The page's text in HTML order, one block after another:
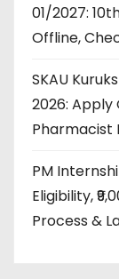
01/2027:
Offline,
SKAU
2026: Apply
Pharmacist
PM
Eligibility,
Process &